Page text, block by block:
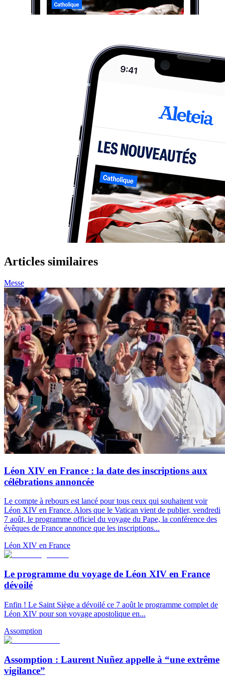
Articles similaires
Messe
Léon XIV en France : la date des inscriptions aux
célébrations annoncée
Le compte à rebours est lancé pour tous ceux qui souhaitent voir
Léon XIV en France. Alors que le Vatican vient de publier, vendredi
7 août, le programme officiel du voyage du Pape, la conférence des
évêques de France annonce que les inscriptions...
Léon XIV en France
Le programme du voyage de Léon XIV en France
dévoilé
Enfin ! Le Saint Siège a dévoilé ce 7 août le programme complet de
Léon XIV pour son voyage apostolique en...
Assomption
Assomption : Laurent Nuñez appelle à “une extrême
vigilance”